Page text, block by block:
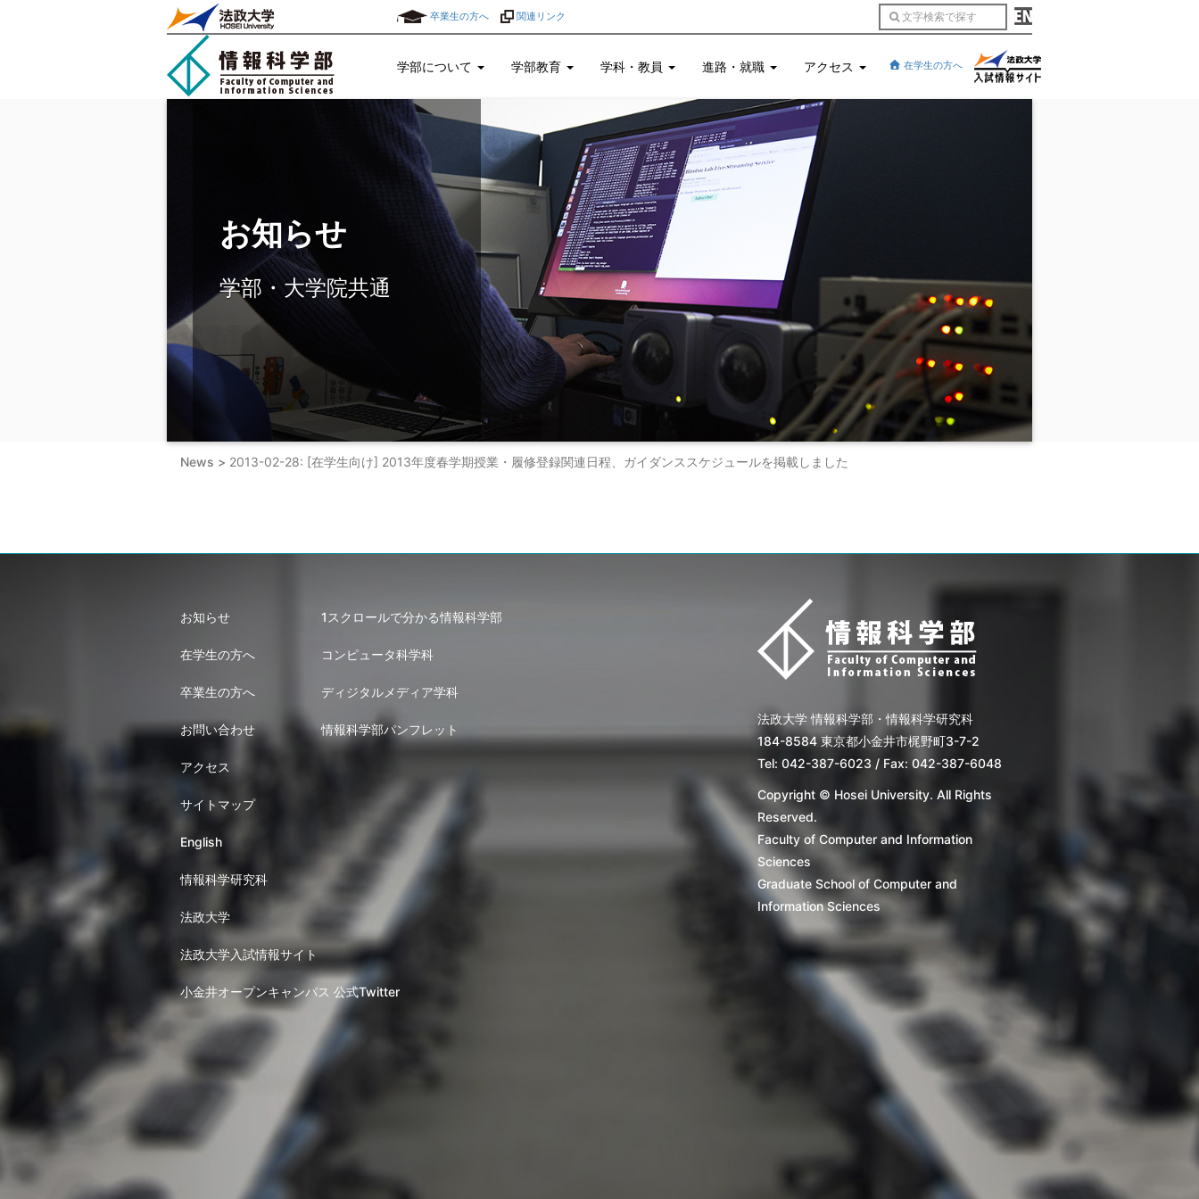
卒業生の方へ 関連リンク
学部について 学部教育 学科・教員 進路・就職 アクセス 在学生の方へ
お知らせ
学部・大学院共通
News > 2013-02-28: [在学生向け] 2013年度春学期授業・履修登録関連日程、ガイダンススケジュールを掲載しました
お知らせ
在学生の方へ
卒業生の方へ
お問い合わせ
アクセス
サイトマップ
English
1スクロールで分かる情報科学部
コンピュータ科学科
ディジタルメディア学科
情報科学部パンフレット
情報科学研究科
法政大学
法政大学入試情報サイト
小金井オープンキャンパス 公式Twitter
法政大学 情報科学部・情報科学研究科
184-8584 東京都小金井市梶野町3-7-2
Tel: 042-387-6023 / Fax: 042-387-6048
Copyright © Hosei University. All Rights
Reserved.
Faculty of Computer and Information
Sciences
Graduate School of Computer and
Information Sciences